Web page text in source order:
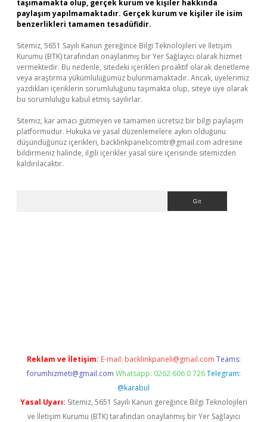
taşımamakta olup, gerçek kurum ve kişiler hakkında
paylaşım yapılmamaktadır. Gerçek kurum ve kişiler ile isim
benzerlikleri tamamen tesadüfidir.
Sitemiz, 5651 Sayılı Kanun gereğince Bilgi Teknolojileri ve İletişim
Kurumu (BTK) tarafından onaylanmış bir Yer Sağlayıcı olarak hizmet
vermektedir. Bu nedenle, sitedeki içerikleri proaktif olarak denetleme
veya araştırma yükümlülüğümüz bulunmamaktadır. Ancak, üyelerimiz
yazdıkları içeriklerin sorumluluğunu taşımakta olup, siteye üye olarak
bu sorumluluğu kabul etmiş sayılırlar.
Sitemiz, kar amacı gütmeyen ve tamamen ücretsiz bir bilgi paylaşım
platformudur. Hukuka ve yasal düzenlemelere aykırı olduğunu
düşündüğünüz içerikleri, backlinkpanelicomtr@gmail.com adresine
bildirmeniz halinde, ilgili içerikler yasal süre içerisinde sitemizden
kaldırılacaktır.
Reklam ve İletişim: E-mail: backlinkpaneli@gmail.com Teams:
forumhizmeti@gmail.com Whatsapp: 0262 606 0 726 Telegram:
@karabul
Yasal Uyarı: Sitemiz, 5651 Sayılı Kanun gereğince Bilgi Teknolojileri
ve İletişim Kurumu (BTK) tarafından onaylanmış bir Yer Sağlayıcı